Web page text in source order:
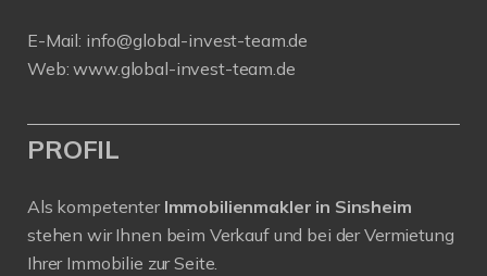
E-Mail: info@global-invest-team.de
Web:www.global-invest-team.de
PROFIL
Als kompetenter Immobilienmakler in Sinsheim
stehen wir Ihnen beim Verkauf und bei der Vermietung
Ihrer Immobilie zur Seite.